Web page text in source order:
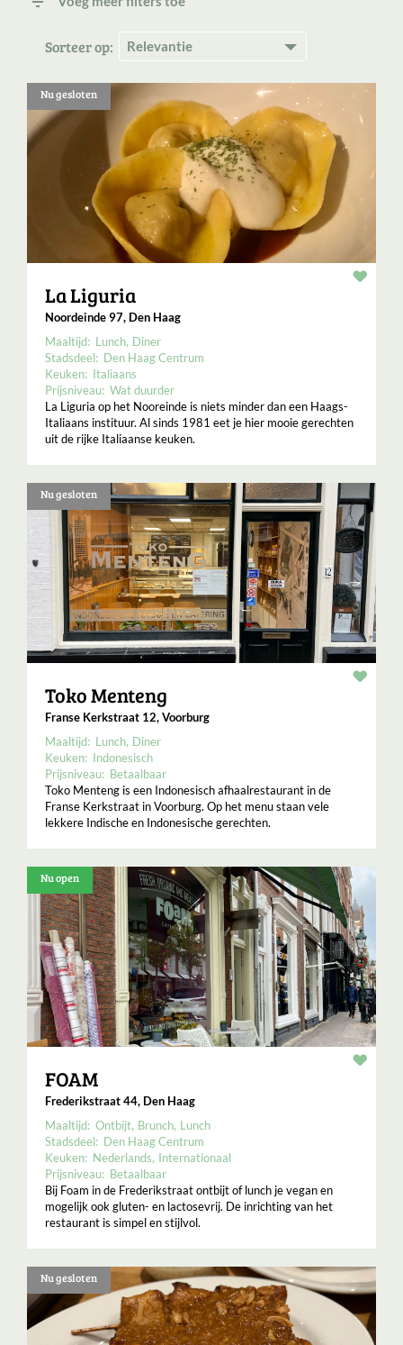
Sorteer op:
Nu gesloten
La Liguria
Noordeinde 97, Den Haag
Maaltijd: Lunch Diner
Stadsdeel: Den Haag Centrum
Keuken: Italiaans
Prijsniveau: Wat duurder
La Liguria op het Nooreinde is niets minder dan een Haags-
Italiaans instituur. Al sinds 1981 eet je hier mooie gerechten
uit de rijke Italiaanse keuken.
Nu gesloten
Toko Menteng
Franse Kerkstraat 12, Voorburg
Maaltijd: Lunch Diner
Keuken: Indonesisch
Prijsniveau: Betaalbaar
Toko Menteng is een Indonesisch afhaalrestaurant in de
Franse Kerkstraat in Voorburg. Op het menu staan vele
lekkere Indische en Indonesische gerechten.
Nu open
FOAM
Frederikstraat 44, Den Haag
Maaltijd: Ontbijt Brunch Lunch
Stadsdeel: Den Haag Centrum
Keuken: Nederlands Internationaal
Prijsniveau: Betaalbaar
Bij Foam in de Frederikstraat ontbijt of lunch je vegan en
mogelijk ook gluten- en lactosevrij. De inrichting van het
restaurant is simpel en stijlvol.
Nu gesloten